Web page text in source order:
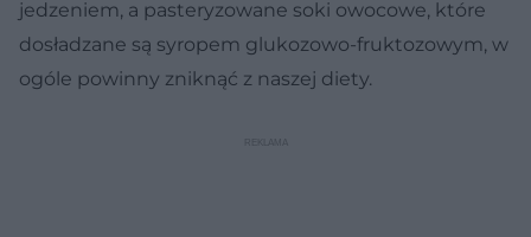
jedzeniem, a pasteryzowane soki owocowe, które
dosładzane są syropem glukozowo-fruktozowym, w
ogóle powinny zniknąć z naszej diety.